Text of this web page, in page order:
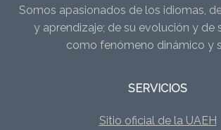
Somos apasionados de los idiomas,
y aprendizaje; de su evolución y de
como fenómeno dinámico y
SERVICIOS
Sitio oficial de la UAEH